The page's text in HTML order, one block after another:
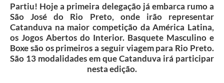
A Prefeitura
Enquete
Agenda
Partiu! Hoje a primeira delegação já embarca rumo a
São José do Rio Preto, onde irão representar
Catanduva na maior competição da América Latina,
os Jogos Abertos do Interior. Basquete Masculino e
Boxe são os primeiros a seguir viagem para Rio Preto.
São 13 modalidades em que Catanduva irá participar
nesta edição.